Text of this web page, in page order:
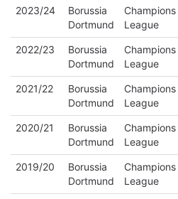
Saison Verein Wettbewerb
2023/24
Borussia
Dortmund
Champions
League
2022/23
Borussia
Dortmund
Champions
League
2021/22
Borussia
Dortmund
Champions
League
2020/21
Borussia
Dortmund
Champions
League
2019/20
Borussia
Dortmund
Champions
League